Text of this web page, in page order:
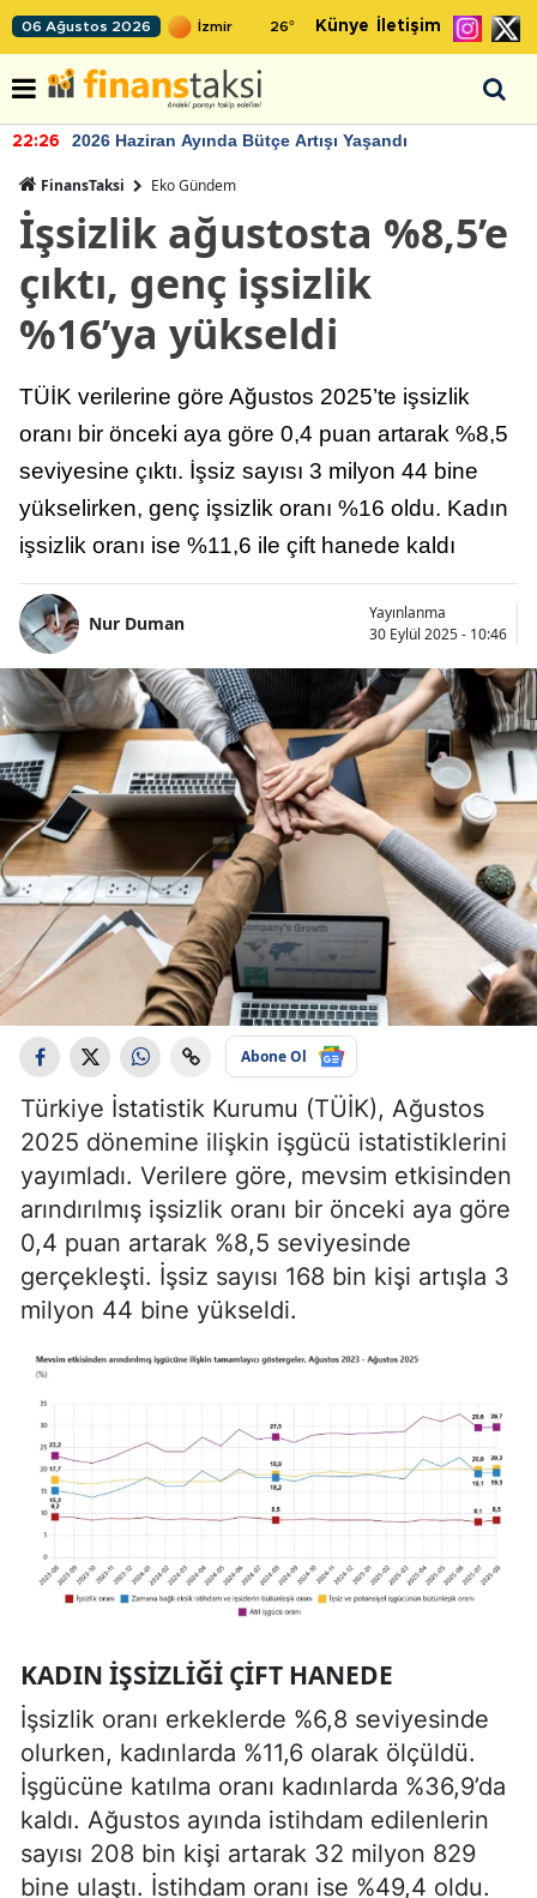
06 Ağustos 2026 26° Künye İletişim
22:26 2026 Haziran Ayında Bütçe Artışı Yaşandı
FinansTaksi Eko Gündem
İşsizlik ağustosta %8,5’e
çıktı, genç işsizlik
%16’ya yükseldi
TÜİK verilerine göre Ağustos 2025’te işsizlik
oranı bir önceki aya göre 0,4 puan artarak %8,5
seviyesine çıktı. İşsiz sayısı 3 milyon 44 bine
yükselirken, genç işsizlik oranı %16 oldu. Kadın
işsizlik oranı ise %11,6 ile çift hanede kaldı
Nur Duman
Yayınlanma
30 Eylül 2025 - 10:46
Abone Ol
Türkiye İstatistik Kurumu (TÜİK), Ağustos
2025 dönemine ilişkin işgücü istatistiklerini
yayımladı. Verilere göre, mevsim etkisinden
arındırılmış işsizlik oranı bir önceki aya göre
0,4 puan artarak %8,5 seviyesinde
gerçekleşti. İşsiz sayısı 168 bin kişi artışla 3
milyon 44 bine yükseldi.
KADIN IŞSIZLIĞI ÇIFT HANEDE
İşsizlik oranı erkeklerde %6,8 seviyesinde
olurken, kadınlarda %11,6 olarak ölçüldü.
İşgücüne katılma oranı kadınlarda %36,9’da
kaldı. Ağustos ayında istihdam edilenlerin
sayısı 208 bin kişi artarak 32 milyon 829
bine ulaştı. İstihdam oranı ise %49,4 oldu.